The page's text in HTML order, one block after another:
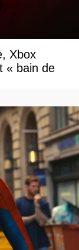
Xbox
« bain de